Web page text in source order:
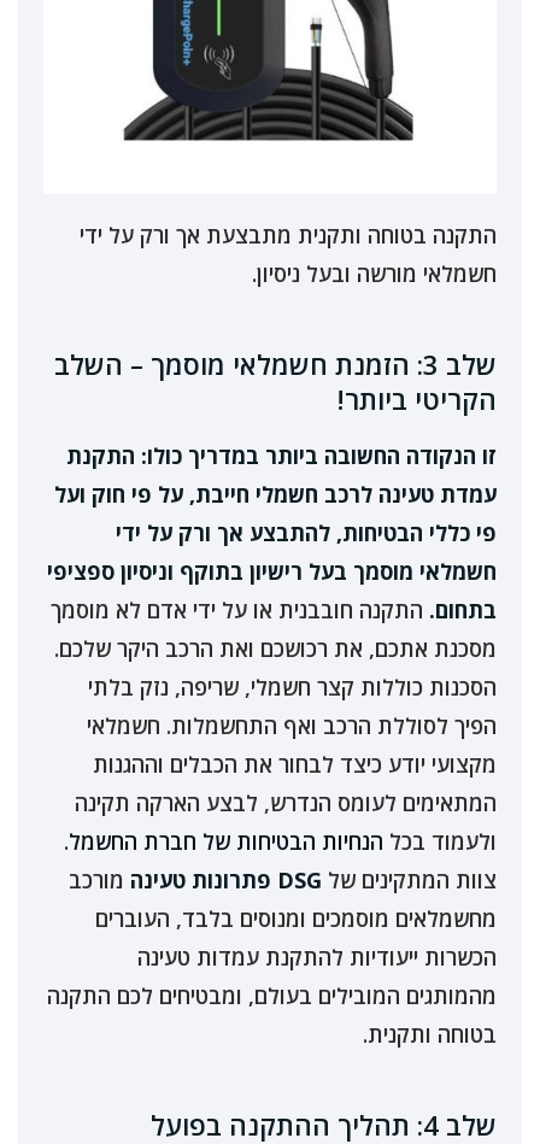
התקנה בטוחה ותקנית מתבצעת אך ורק על ידי
חשמלאי מורשה ובעל ניסיון.
שלב 3: הזמנת חשמלאי מוסמך – השלב
הקריטי ביותר!
זו הנקודה החשובה ביותר במדריך כולו: התקנת
עמדת טעינה לרכב חשמלי חייבת, על פי חוק ועל
פי כללי הבטיחות, להתבצע אך ורק על ידי
חשמלאי מוסמך בעל רישיון בתוקף וניסיון ספציפי
בתחום. התקנה חובבנית או על ידי אדם לא מוסמך
מסכנת אתכם, את רכושכם ואת הרכב היקר שלכם.
הסכנות כוללות קצר חשמלי, שריפה, נזק בלתי
הפיך לסוללת הרכב ואף התחשמלות. חשמלאי
מקצועי יודע כיצד לבחור את הכבלים וההגנות
המתאימים לעומס הנדרש, לבצע הארקה תקינה
ולעמוד בכל הנחיות הבטיחות של חברת החשמל.
צוות המתקינים של DSG פתרונות טעינה
מורכב
מחשמלאים מוסמכים ומנוסים בלבד, העוברים
הכשרות ייעודיות להתקנת עמדות טעינה
מהמותגים המובילים בעולם, ומבטיחים לכם התקנה
בטוחה ותקנית.
שלב 4: תהליך ההתקנה בפועל